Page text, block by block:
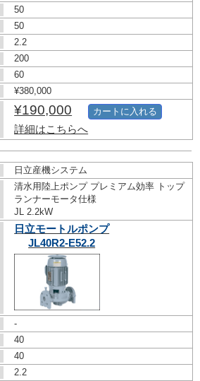
50
50
2.2
200
60
¥380,000
¥190,000
詳細はこちらへ
カートに入れる
日立産機システム
清水用陸上ポンプ プレミアム効率 トップ
ランナーモータ仕様
JL 2.2kW
日立モートルポンプ
JL40R2-E52.2
-
40
40
2.2